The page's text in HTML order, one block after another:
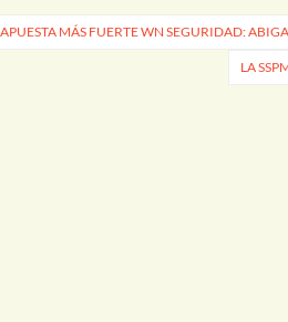
MÁS FUERTE WN SEGURIDAD:
LA